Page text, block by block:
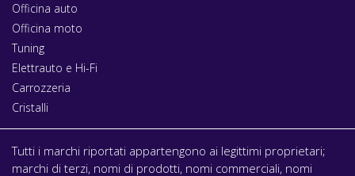
Officina auto
Officina moto
Tuning
Elettrauto e Hi-Fi
Carrozzeria
Cristalli
Tutti i marchi riportati appartengono ai legittimi proprietari;
marchi di terzi, nomi di prodotti, nomi commerciali, nomi